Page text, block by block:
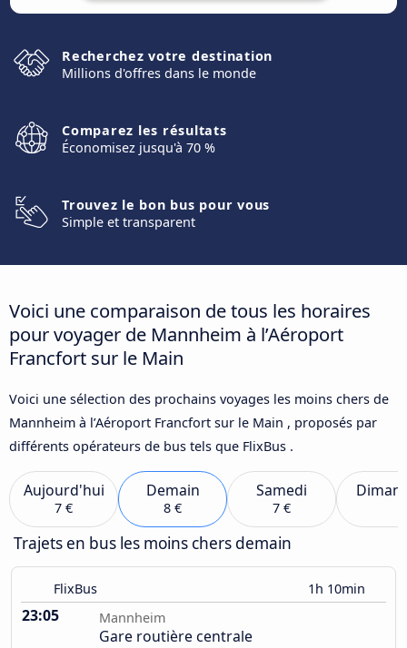
Recherchez votre destination
Millions d'offres dans le monde
Comparez les résultats
Économisez jusqu'à 70 %
Trouvez le bon bus pour vous
Simple et transparent
Voici une comparaison de tous les horaires
pour voyager de Mannheim à l’Aéroport
Francfort sur le Main
Voici une sélection des prochains voyages les moins chers de
Mannheim à l’Aéroport Francfort sur le Main , proposés par
différents opérateurs de bus tels que FlixBus .
Aujourd'hui
7 €
Demain
8 €
Samedi
7 €
Trajets en bus les moins chers demain
FlixBus 1h 10min
23:05 Mannheim
Gare routière centrale